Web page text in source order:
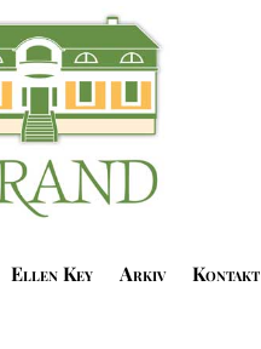
Ellen Key Arkiv Kontakt